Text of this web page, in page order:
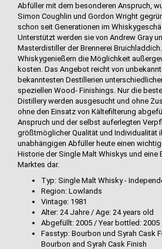
Abfüller mit dem besonderen Anspruch,
Simon Coughlin und Gordon Wright
schon seit Generationen im
Unterstützt werden sie von Andrew Gray
Masterdistiller der Brennerei
Whiskygenießern die Möglichkeit
kosten. Das Angebot reicht von
bekanntesten Destillerien
speziellen Wood- Finishings. Nur die
Distillery werden ausgesucht und ohne
ohne den Einsatz von Kältefilterung
Anspruch und der selbst auferlegten
größtmöglicher Qualität und Individualität
unabhängigen Abfüller heute einen
Historie der Single Malt Whiskys und eine
Marktes dar.
Typ: Single Malt Whisky -
Region: Lowlands
Vintage: 1981
Alter: 24 Jahre / Age: 24 years old
Abgefüllt: 2005 / Year bottled: 2005
Fasstyp: Bourbon und Syrah Cask
Bourbon and Syrah Cask Finish